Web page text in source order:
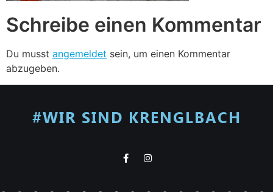
Schreibe einen Kommentar
Du musst angemeldet sein, um einen Kommentar
abzugeben.
#WIR SIND KRENGLBACH